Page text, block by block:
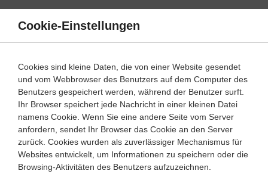
Direkt
Inhalt
Klassenarbeiten und Abiturprüfungen
Klassenarbeit
Unfallbericht
Deutsch Klasse6
Cookie-Einstellungen
Cookies sind kleine Daten, die von einer Website gesendet
und vom Webbrowser des Benutzers auf dem Computer des
Benutzers gespeichert werden, während der Benutzer surft.
Ihr Browser speichert jede Nachricht in einer kleinen Datei
namens Cookie. Wenn Sie eine andere Seite vom Server
anfordern, sendet Ihr Browser das Cookie an den Server
zurück. Cookies wurden als zuverlässiger Mechanismus für
Websites entwickelt, um Informationen zu speichern oder die
Browsing-Aktivitäten des Benutzers aufzuzeichnen.